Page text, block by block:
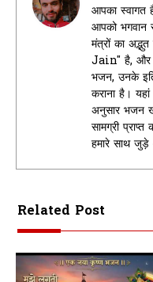
आपका
आपको भगवान
मंत्रों का
Jain" है, और
भजन, उनके
कराना है।
अनुसार भजन
सामग्री
हमारे साथ
Related Post